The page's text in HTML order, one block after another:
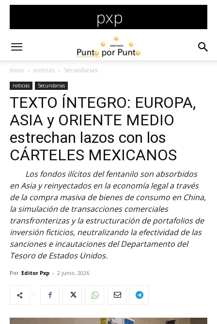
Inicio noticias Secundarias
noticias Secundarias
TEXTO ÍNTEGRO: EUROPA,
ASIA y ORIENTE MEDIO
estrechan lazos con los
CÁRTELES MEXICANOS
Los fondos ilícitos del fentanilo son absorbidos
en Asia y reinyectados en la economía legal a través
de la compra masiva de bienes de consumo en China,
la simulación de transacciones comerciales
transfronterizas y la estructuración de portafolios de
inversión ficticios, neutralizando la efectividad de las
sanciones e incautaciones del Departamento del
Tesoro de Estados Unidos.
Por Editor Pxp - 2 junio, 2026